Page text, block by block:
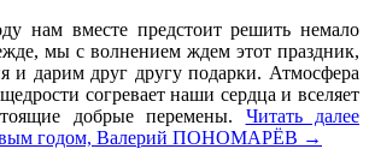
нам вместе предстоит решить немало
мы с волнением ждем этот праздник,
и дарим друг другу подарки. Атмосфера
согревает наши сердца и вселяет
добрые перемены. Читать далее
годом, Валерий ПОНОМАРЁВ →